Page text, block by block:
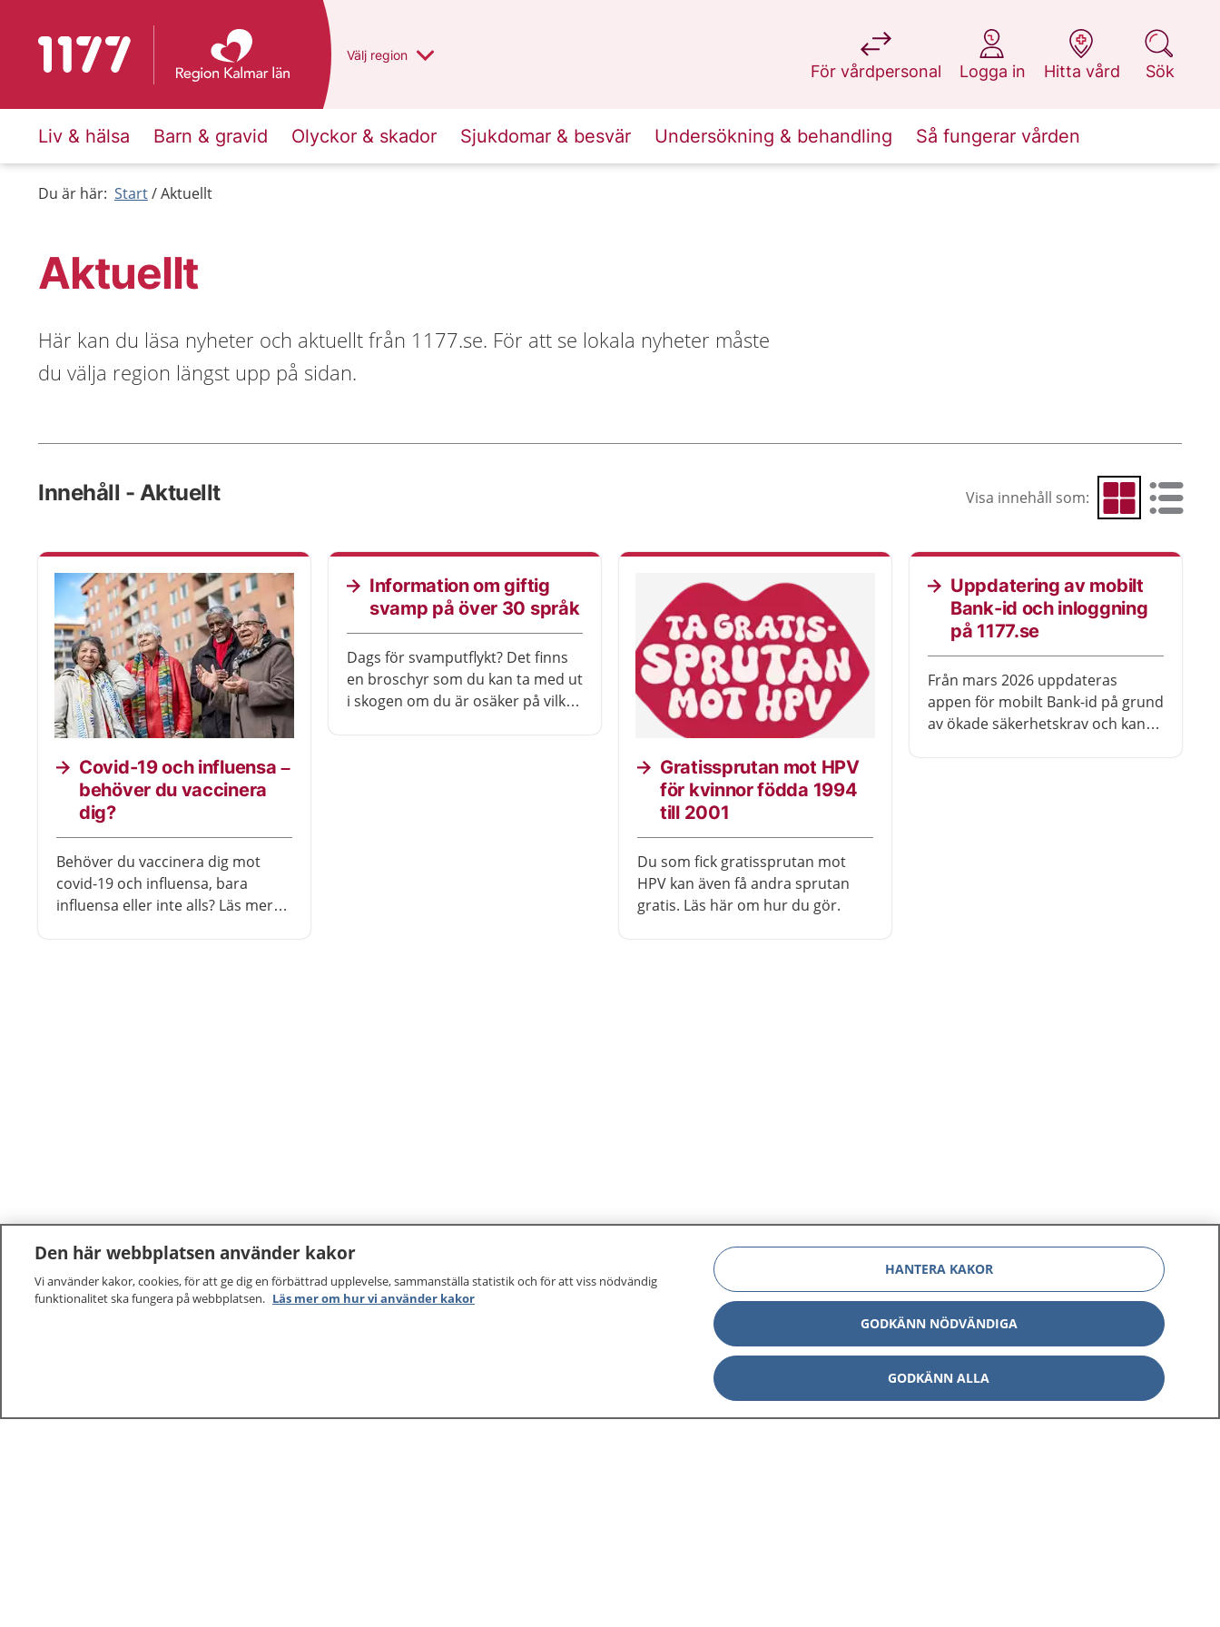
Till startsidan för 1177 Du har valt region
Välj en annan
region
För vårdpersonal
på 1177.se
Logga in
på 1177.se
Hitta vård
på 1177.se
Sök
på 1177.se
Liv & hälsa Barn & gravid Olyckor & skador Sjukdomar & besvär Undersökning & behandling Så fungerar vården
Du är här: Start Aktuellt
Aktuellt
Här kan du läsa nyheter och aktuellt från 1177.se. För att se lokala nyheter måste
du välja region längst upp på sidan.
Innehåll - Aktuellt Visa innehåll som: Visa som rutnät
Visa som
Covid-19 och influensa –
behöver du vaccinera
dig?
Behöver du vaccinera dig mot
covid-19 och influensa, bara
influensa eller inte alls? Läs mer
Information om giftig
svamp på över 30 språk
Dags för svamputflykt? Det finns
en broschyr som du kan ta med ut
i skogen om du är osäker på vilka
Gratissprutan mot HPV
för kvinnor födda 1994
till 2001
Du som fick gratissprutan mot
HPV kan även få andra sprutan
gratis. Läs här om hur du gör.
Uppdatering av mobilt
Bank-id och inloggning
på 1177.se
Från mars 2026 uppdateras
appen för mobilt Bank-id på grund
av ökade säkerhetskrav och kan
Den här webbplatsen använder kakor
Vi använder kakor, cookies, för att ge dig en förbättrad upplevelse, sammanställa statistik och för att viss nödvändig
funktionalitet ska fungera på webbplatsen. Läs mer om hur vi använder kakor
HANTERA KAKOR
GODKÄNN NÖDVÄNDIGA
GODKÄNN ALLA